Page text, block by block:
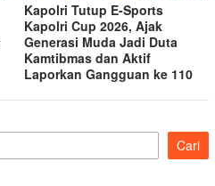
Kapolri Tutup E-Sports
Kapolri Cup 2026, Ajak
Generasi Muda Jadi Duta
Kamtibmas dan Aktif
Laporkan Gangguan ke 110
Cari